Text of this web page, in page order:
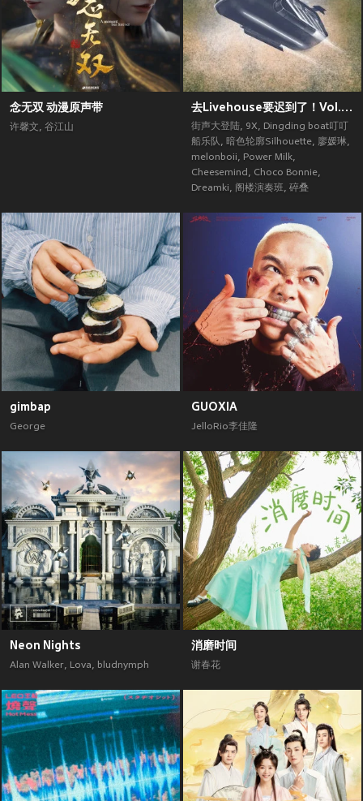
念无双 动漫原声带
许馨文, 谷江山
去Livehouse要迟到了！Vol.2 (街声大登陆合辑Vol.5)
街声大登陆, 9X, Dingding boat叮叮
船乐队, 暗色轮廓Silhouette, 廖媛琳,
melonboii, Power Milk,
Cheesemind, Choco Bonnie,
Dreamki, 阁楼演奏班, 碎叠
gimbap
George
GUOXIA
JelloRio李佳隆
Neon Nights
Alan Walker, Lova, bludnymph
消磨时间
谢春花